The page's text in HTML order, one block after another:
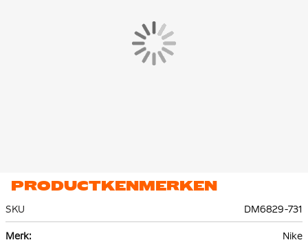
polyester. De lichte stof is van geweven materiaal. Het materiaal
is stevig genoeg om actief in te bewegen en zelfs om in te
PRODUCTKENMERKEN
SKU
DM6829-731
informatie
Nike